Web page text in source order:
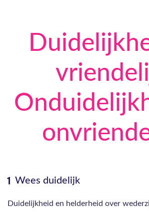
Wees duidelijk
Duidelijkheid en helderheid over